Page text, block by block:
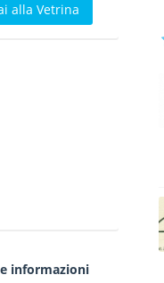
alla Vetrina
informazioni